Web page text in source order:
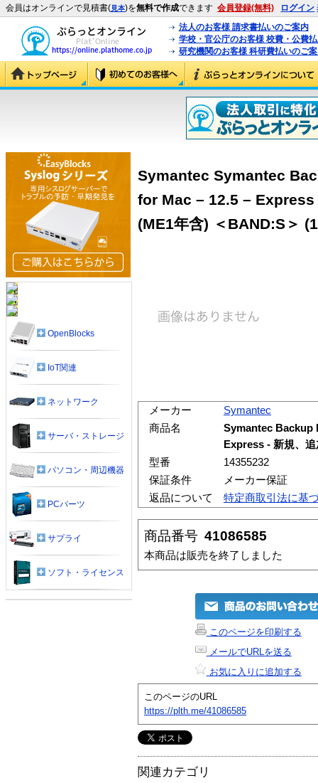
会員はオンラインで見積書(見本)を無料で作成できます 会員登録(無料) ログイン
法人のお客様 請求書払いのご案内
学校・官公庁のお客様 校費・公費
研究機関のお客様 科研費払いのご
Symantec Symantec
for Mac – 12.5 – Express
(ME1年含) ＜BAND:S＞
メーカー
Symantec
商品名
Symantec Backup
Express - 新規、
型番
14355232
保証条件
メーカー保証
返品について
特定商取引法に基
商品番号 41086585
本商品は販売を終了しました
このページを印刷する
メールでURLを送る
お気に入りに追加する
このページのURL
https://plth.me/41086585
関連カテゴリ
OpenBlocks
IoT関連
ネットワーク
サーバ・ストレージ
パソコン・周辺機器
PCパーツ
サプライ
ソフト・ライセンス